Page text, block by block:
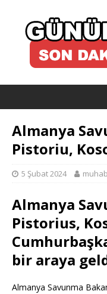
Almanya
Pistoriu,
5 Şubat 2024
Almanya
Pistorius,
bir araya
Almanya Savunma